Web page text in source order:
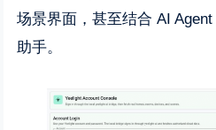
场景界面，甚至结合 AI
助手。